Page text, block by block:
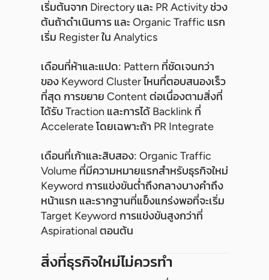
เริ่มต้นจาก Directory และ PR Activity ช่วง
ต้นถ้าดำเนินการ และ Organic Traffic แรก
เริ่ม Register ใน Analytics
เดือนที่ห้าและแปด: Pattern ที่ชัดเจนกว่า
ของ Keyword Cluster ไหนที่ตอบสนองเร็ว
ที่สุด การขยาย Content ต่อเนื่องตามสิ่งที่
ได้รับ Traction และการได้ Backlink ที่
Accelerate โดยเฉพาะถ้า PR Integrate
เดือนที่เก้าและสิบสอง: Organic Traffic
Volume ที่มีความหมายแรกสำหรับธุรกิจใหม่
Keyword การแข่งขันต่ำถึงกลางบางคำถึง
หน้าแรก และรากฐานที่แข็งแกร่งพอที่จะเริ่ม
Target Keyword การแข่งขันสูงกว่าที่
Aspirational ตอนต้น
สิ่งที่ธุรกิจใหม่ไม่ควรทำ